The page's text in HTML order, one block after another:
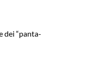
dei “panta-